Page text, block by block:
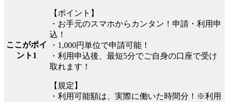
ここがポイ
ント1
【ポイント】
・お手元のスマホからカンタン！申請・利用申
込！
・1,000円単位で申請可能！
・利用申込後、最短5分でご自身の口座で受け
取れます！
【規定】
・利用可能額は、実際に働いた時間分！※利用